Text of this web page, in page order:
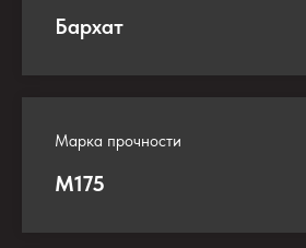
Бархат
Марка прочности
М175